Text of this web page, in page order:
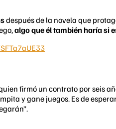
después de la novela que
algo que él también haría si
firmó un contrato por seis
y gane juegos. Es de